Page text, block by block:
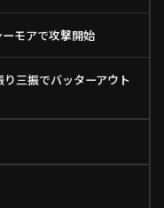
モアで攻撃開始
三振でバッターアウト